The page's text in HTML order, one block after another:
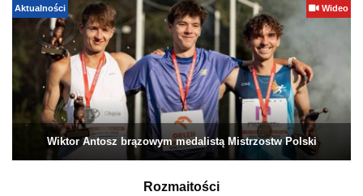
Aktualności Wideo
Wiktor Antosz brązowym medalistą Mistrzostw Polski
Rozmaitości